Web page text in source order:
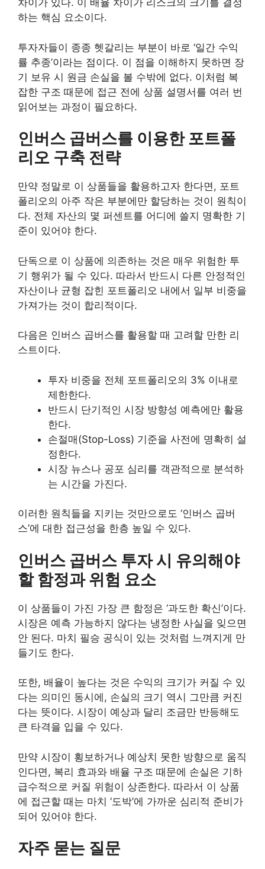
차이가 있다. 이 배율 차이가 리스크의 크기를 결정
하는 핵심 요소이다.
투자자들이 종종 헷갈리는 부분이 바로 ‘일간 수익
률 추종’이라는 점이다. 이 점을 이해하지 못하면 장
기 보유 시 원금 손실을 볼 수밖에 없다. 이처럼 복
잡한 구조 때문에 접근 전에 상품 설명서를 여러 번
읽어보는 과정이 필요하다.
인버스 곱버스를 이용한 포트폴
리오 구축 전략
만약 정말로 이 상품들을 활용하고자 한다면, 포트
폴리오의 아주 작은 부분에만 할당하는 것이 원칙이
다. 전체 자산의 몇 퍼센트를 어디에 쓸지 명확한 기
준이 있어야 한다.
단독으로 이 상품에 의존하는 것은 매우 위험한 투
기 행위가 될 수 있다. 따라서 반드시 다른 안정적인
자산이나 균형 잡힌 포트폴리오 내에서 일부 비중을
가져가는 것이 합리적이다.
다음은 인버스 곱버스를 활용할 때 고려할 만한 리
스트이다.
투자 비중을 전체 포트폴리오의 3% 이내로
제한한다.
반드시 단기적인 시장 방향성 예측에만 활용
한다.
손절매(Stop-Loss) 기준을 사전에 명확히 설
정한다.
시장 뉴스나 공포 심리를 객관적으로 분석하
는 시간을 가진다.
이러한 원칙들을 지키는 것만으로도 ‘인버스 곱버
스’에 대한 접근성을 한층 높일 수 있다.
인버스 곱버스 투자 시 유의해야
할 함정과 위험 요소
이 상품들이 가진 가장 큰 함정은 ‘과도한 확신’이다.
시장은 예측 가능하지 않다는 냉정한 사실을 잊으면
안 된다. 마치 필승 공식이 있는 것처럼 느껴지게 만
들기도 한다.
또한, 배율이 높다는 것은 수익의 크기가 커질 수 있
다는 의미인 동시에, 손실의 크기 역시 그만큼 커진
다는 뜻이다. 시장이 예상과 달리 조금만 반등해도
큰 타격을 입을 수 있다.
만약 시장이 횡보하거나 예상치 못한 방향으로 움직
인다면, 복리 효과와 배율 구조 때문에 손실은 기하
급수적으로 커질 위험이 상존한다. 따라서 이 상품
에 접근할 때는 마치 ‘도박’에 가까운 심리적 준비가
되어 있어야 한다.
자주 묻는 질문